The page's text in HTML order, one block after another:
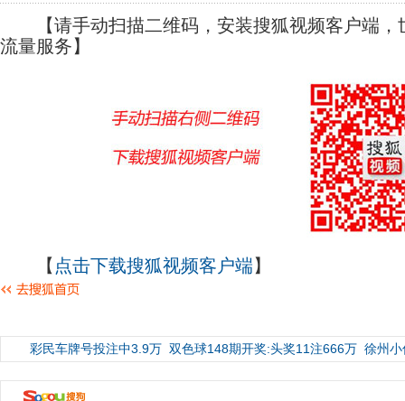
【请手动扫描二维码，安装搜狐视频客户端，
流量服务】
【 点击下载搜狐视频客户端】
彩民车牌号投注中3.9万 双色球148期开奖:头奖11注666万 徐州